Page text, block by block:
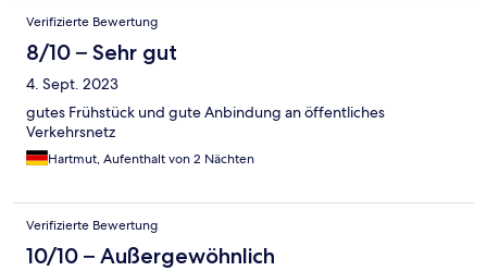
Verifizierte Bewertung
8/10 – Sehr gut
4. Sept. 2023
gutes Frühstück und gute Anbindung an öffentliches
Verkehrsnetz
Hartmut, Aufenthalt von 2 Nächten
Verifizierte Bewertung
10/10 – Außergewöhnlich